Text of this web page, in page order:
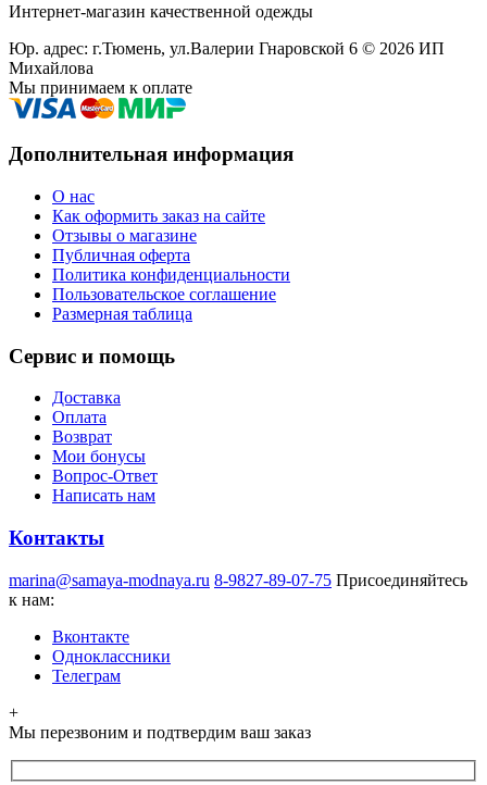
Интернет-магазин качественной одежды
Юр. адрес: г.Тюмень, ул.Валерии Гнаровской 6 © 2026 ИП
Михайлова
Мы принимаем к оплате
Дополнительная информация
О нас
Как оформить заказ на сайте
Отзывы о магазине
Публичная оферта
Политика конфиденциальности
Пользовательское соглашение
Размерная таблица
Сервис и помощь
Доставка
Оплата
Возврат
Мои бонусы
Вопрос-Ответ
Написать нам
Контакты
marina@samaya-modnaya.ru 8-9827-89-07-75 Присоединяйтесь
к нам:
Вконтакте
Одноклассники
Телеграм
+
Мы перезвоним и подтвердим ваш заказ